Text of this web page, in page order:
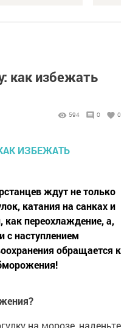
как избежать
594 0 0
ждут не только
катания на санках и
как переохлаждение, а,
с наступлением
обращается к